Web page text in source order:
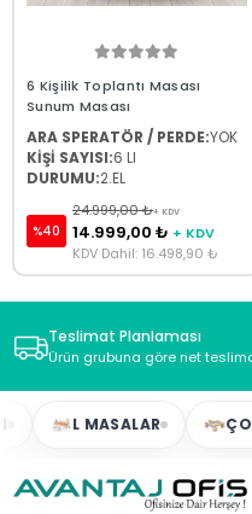
6 Kişilik Toplantı Masası
Sunum Masası
ARA SPERATÖR / PERDE:YOK
KİŞİ SAYISI:6 LI
DURUMU:2.EL
%40
24.999,00 ₺+ KDV
14.999,00 ₺ + KDV
KDV Dahil: 16.498,90 ₺
Teslimat Planlaması
Ürün grubuna göre net
L MASALAR